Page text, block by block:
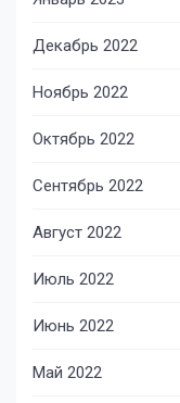
Декабрь 2022
Ноябрь 2022
Октябрь 2022
Сентябрь 2022
Август 2022
Июль 2022
Июнь 2022
Май 2022